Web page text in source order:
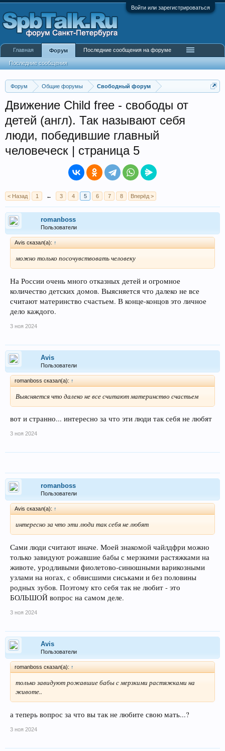
Войти или зарегистрироваться
Форум Общие форумы Свободный форум
Движение Child free - свободы от
детей (англ). Так называют себя
люди, победившие главный
человеческ | страница 5
< Назад 1 ← 3 4 5 6 7 8 Вперёд >
romanboss
Пользователи
Avis сказал(а): ↑
можно только посочувствовать человеку
На России очень много отказных детей и огромное
количество детских домов. Выясняется что далеко не все
считают материнство счастьем. В конце-концов это личное
дело каждого.
3 ноя 2024
Avis
Пользователи
romanboss сказал(а): ↑
Выясняется что далеко не все считают материнство счастьем
вот и странно... интересно за что эти люди так себя не любят
3 ноя 2024
romanboss
Пользователи
Avis сказал(а): ↑
интересно за что эти люди так себя не любят
Сами люди считают иначе. Моей знакомой чайлдфри можно
только завидуют рожавшие бабы с мерзкими растяжками на
животе, уродливыми фиолетово-синюшными варикозными
узлами на ногах, с обвисшими сиськами и без половины
родных зубов. Поэтому кто себя так не любит - это
БОЛЬШОЙ вопрос на самом деле.
3 ноя 2024
Avis
Пользователи
romanboss сказал(а): ↑
только завидуют рожавшие бабы с мерзкими растяжками на
животе..
а теперь вопрос за что вы так не любите свою мать...?
3 ноя 2024
Главная Форум
Последние сообщения
Последние сообщения на форуме